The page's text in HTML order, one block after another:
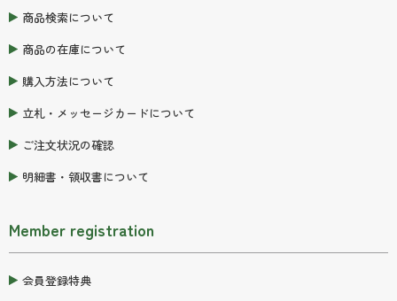
商品検索について
商品の在庫について
購入方法について
立札・メッセージカードについて
ご注文状況の確認
明細書・領収書について
Member registration
会員登録特典